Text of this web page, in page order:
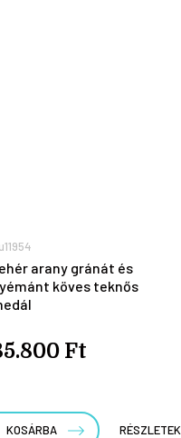
arany gránát és
köves teknős
Ft
KOSÁRBA RÉSZLETEK